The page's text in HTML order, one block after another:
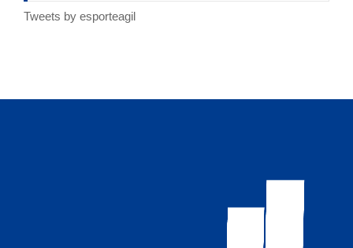
Tweets by esporteagil